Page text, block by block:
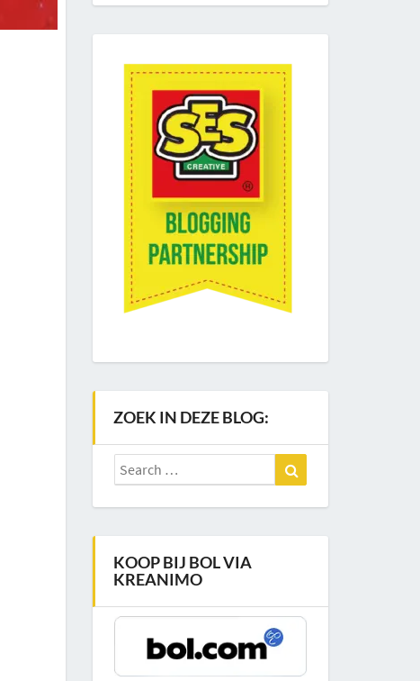
ZOEK IN DEZE BLOG:
Search
for:
KOOP BIJ BOL VIA
KREANIMO